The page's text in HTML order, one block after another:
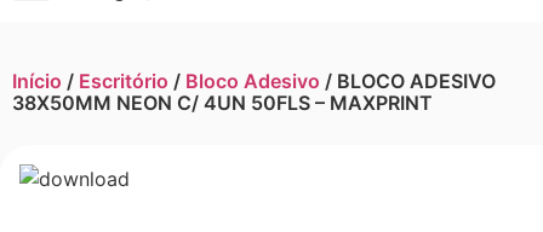
Início / Escritório / Bloco Adesivo / BLOCO ADESIVO
38X50MM NEON C/ 4UN 50FLS – MAXPRINT